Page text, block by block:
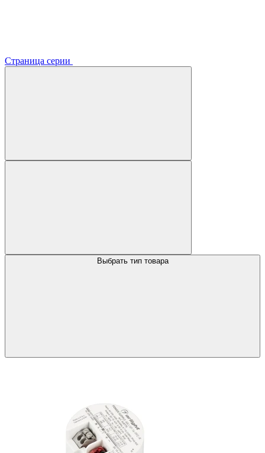
Страница серии
Выбрать тип товара